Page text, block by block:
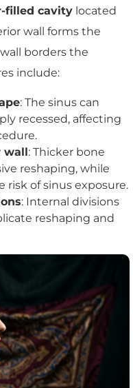
filled cavity located
wall forms the
borders the
include:
: The sinus can
recessed, affecting
wall: Thicker bone
reshaping, while
risk of sinus exposure.
: Internal divisions
reshaping and